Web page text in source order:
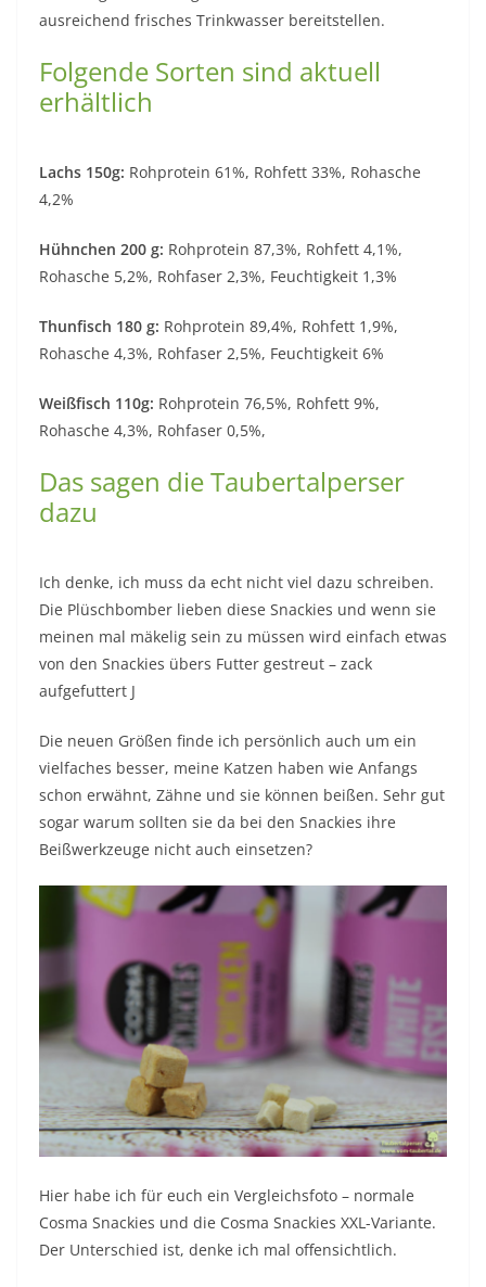
ausreichend frisches Trinkwasser bereitstellen.
Folgende Sorten sind aktuell
erhältlich
Lachs 150g: Rohprotein 61%, Rohfett 33%, Rohasche
4,2%
Hühnchen 200 g: Rohprotein 87,3%, Rohfett 4,1%,
Rohasche 5,2%, Rohfaser 2,3%, Feuchtigkeit 1,3%
Thunfisch 180 g: Rohprotein 89,4%, Rohfett 1,9%,
Rohasche 4,3%, Rohfaser 2,5%, Feuchtigkeit 6%
Weißfisch 110g: Rohprotein 76,5%, Rohfett 9%,
Rohasche 4,3%, Rohfaser 0,5%,
Das sagen die Taubertalperser
dazu
Ich denke, ich muss da echt nicht viel dazu schreiben.
Die Plüschbomber lieben diese Snackies und wenn sie
meinen mal mäkelig sein zu müssen wird einfach etwas
von den Snackies übers Futter gestreut – zack
aufgefuttert J
Die neuen Größen finde ich persönlich auch um ein
vielfaches besser, meine Katzen haben wie Anfangs
schon erwähnt, Zähne und sie können beißen. Sehr gut
sogar warum sollten sie da bei den Snackies ihre
Beißwerkzeuge nicht auch einsetzen?
Hier habe ich für euch ein Vergleichsfoto – normale
Cosma Snackies und die Cosma Snackies XXL-Variante.
Der Unterschied ist, denke ich mal offensichtlich.